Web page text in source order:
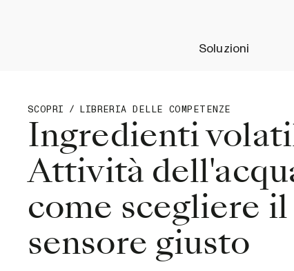
Soluzioni
SCOPRI / LIBRERIA DELLE COMPETENZE
Ingredienti
Attività
come scegliere il
sensore giusto